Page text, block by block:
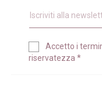
Accetto i
riservatezza *